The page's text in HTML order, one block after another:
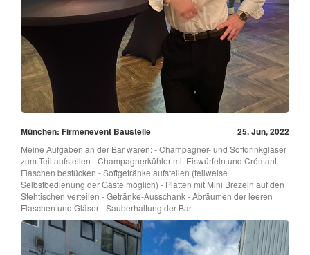
München: Firmenevent Baustelle 25. Jun, 2022
Meine Aufgaben an der Bar waren: - Champagner- und Softdrinkgläser
zum Teil aufstellen - Champagnerkühler mit Eiswürfeln und Crémant-
Flaschen bestücken - Softgetränke aufstellen (teilweise
Selbstbedienung der Gäste möglich) - Platten mit Mini Brezeln auf den
Stehtischen verteilen - Getränke-Ausschank - Abräumen der leeren
Flaschen und Gläser - Sauberhaltung der Bar